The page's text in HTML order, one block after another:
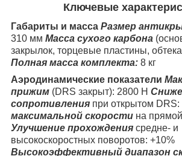
Ключевые
Габариты и масса Размер
310 мм Масса сухого карбона
закрылок, торцевые пластины,
Полная масса комплекта: 8 кг
Аэродинамические показатели
прижим (DRS закрыт): 2800 Н
сопротивления при открытом DRS:
максимальной скорости на
Улучшение прохождения средне- и
высокоскоростных поворотов: +10%
Высокоэффективный диапазон